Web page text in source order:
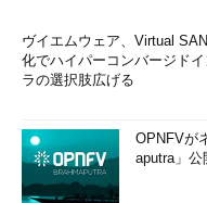
ヴイエムウェア、Virtual
化でハイパーコンバージドイ
ラの選択肢広げる
OPNFVが
aputra」公